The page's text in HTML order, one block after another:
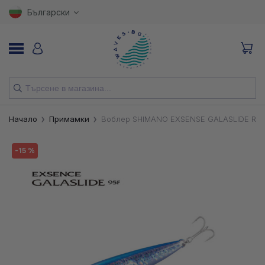
Български
НОВИ
ВЪДИЦИ
МАКАРИ
Начало Примамки Воблер SHIMANO EXSENSE GALASLIDE
-15 %